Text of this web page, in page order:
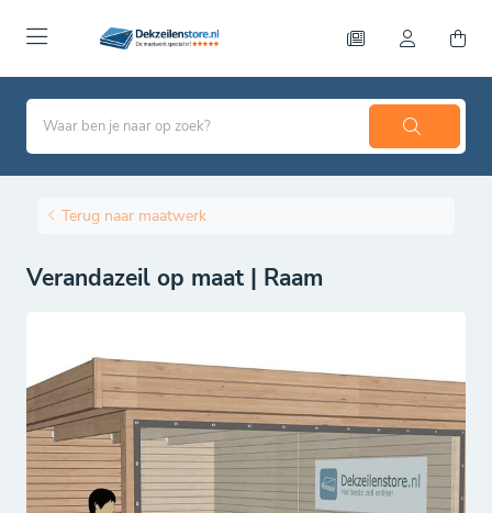
Terug naar maatwerk
Verandazeil op maat | Raam